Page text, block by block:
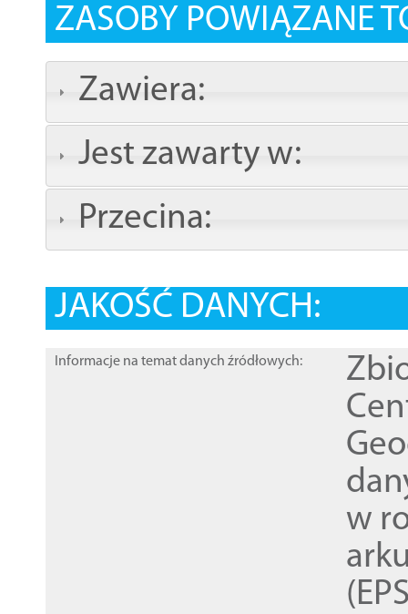
ZASOBY POWIĄZANE
Zawiera:
Jest zawarty w:
Przecina:
JAKOŚĆ DANYCH:
Informacje na temat danych źródłowych:
w